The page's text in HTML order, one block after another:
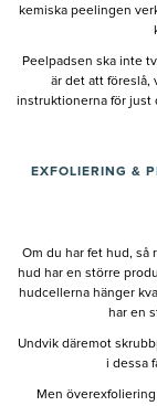
kemiska peelingen
Peelpadsen ska inte
är det att föreslå,
instruktionerna för just
EXFOLIERING &
Om du har fet hud, så
hud har en större
hudcellerna hänger
har en
Undvik däremot
i dessa
Men